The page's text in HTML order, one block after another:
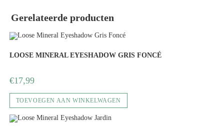
Gerelateerde producten
LOOSE MINERAL EYESHADOW GRIS FONCÉ
€17,99
TOEVOEGEN AAN WINKELWAGEN